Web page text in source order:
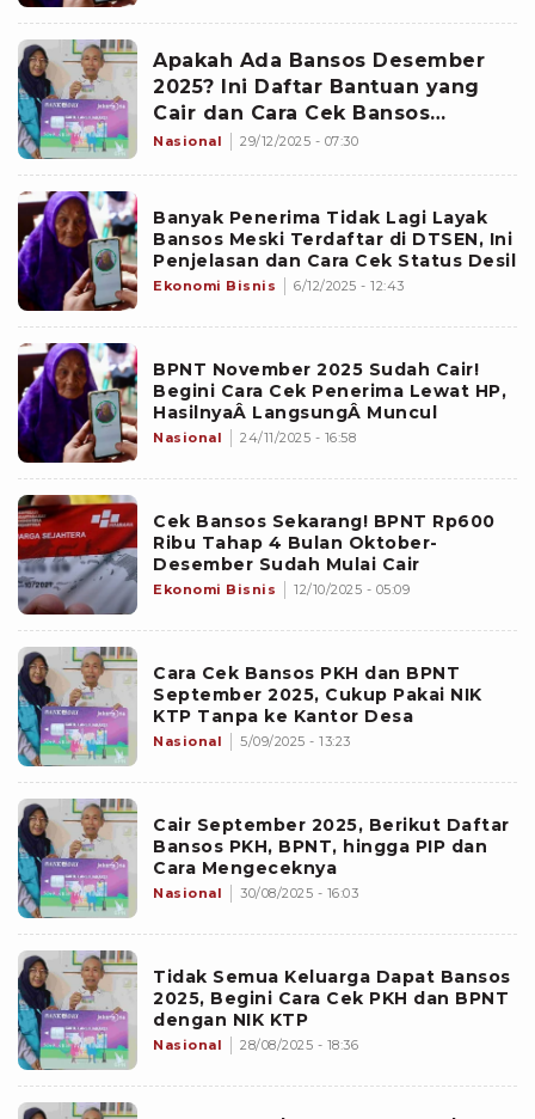
Apakah Ada Bansos Desember
2025? Ini Daftar Bantuan yang
Cair dan Cara Cek Bansos
Kemensos
Nasional 29/12/2025 - 07:30
Banyak Penerima Tidak Lagi Layak
Bansos Meski Terdaftar di DTSEN, Ini
Penjelasan dan Cara Cek Status Desil
Ekonomi Bisnis 6/12/2025 - 12:43
BPNT November 2025 Sudah Cair!
Begini Cara Cek Penerima Lewat HP,
HasilnyaÂ LangsungÂ Muncul
Nasional 24/11/2025 - 16:58
Cek Bansos Sekarang! BPNT Rp600
Ribu Tahap 4 Bulan Oktober-
Desember Sudah Mulai Cair
Ekonomi Bisnis 12/10/2025 - 05:09
Cara Cek Bansos PKH dan BPNT
September 2025, Cukup Pakai NIK
KTP Tanpa ke Kantor Desa
Nasional 5/09/2025 - 13:23
Cair September 2025, Berikut Daftar
Bansos PKH, BPNT, hingga PIP dan
Cara Mengeceknya
Nasional 30/08/2025 - 16:03
Tidak Semua Keluarga Dapat Bansos
2025, Begini Cara Cek PKH dan BPNT
dengan NIK KTP
Nasional 28/08/2025 - 18:36